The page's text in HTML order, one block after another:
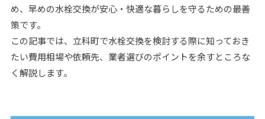
め、早めの水栓交換が安心・快適な暮らしを守るための最善
策です。
この記事では、立科町で水栓交換を検討する際に知っておき
たい費用相場や依頼先、業者選びのポイントを余すところな
く解説します。